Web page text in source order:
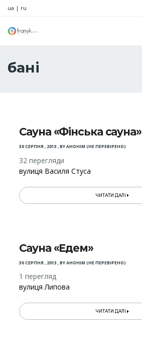
ua | ru
бані
Сауна «Фінська сауна»
30 СЕРПНЯ , 2013 ,BYАНОНІМ (НЕ ПЕРЕВІРЕНО)
32 перегляди
вулиця Василя Стуса
ЧИТАТИ ДАЛІ
Сауна «Едем»
30 СЕРПНЯ , 2013 ,BYАНОНІМ (НЕ ПЕРЕВІРЕНО)
1 перегляд
вулиця Липова
ЧИТАТИ ДАЛІ